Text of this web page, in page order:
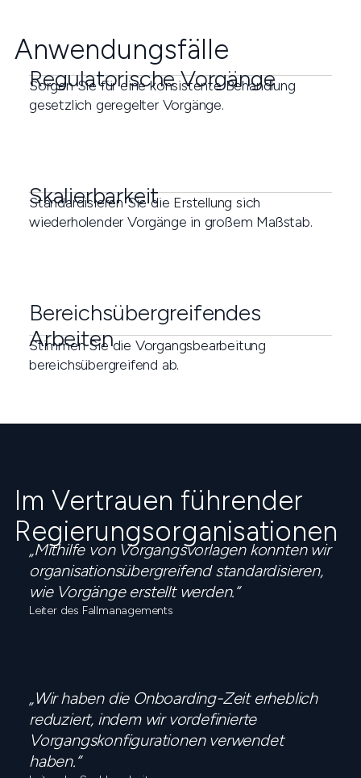
Anwendungsfälle
Regulatorische Vorgänge
Sorgen Sie für eine konsistente Behandlung
gesetzlich geregelter Vorgänge.
Skalierbarkeit
Standardisieren Sie die Erstellung sich
wiederholender Vorgänge in großem Maßstab.
Bereichsübergreifendes
Arbeiten
Stimmen Sie die Vorgangsbearbeitung
bereichsübergreifend ab.
Im Vertrauen führender
Regierungsorganisationen
„Mithilfe von Vorgangsvorlagen konnten wir
organisationsübergreifend standardisieren,
wie Vorgänge erstellt werden.“
Leiter des Fallmanagements
„Wir haben die Onboarding-Zeit erheblich
reduziert, indem wir vordefinierte
Vorgangskonfigurationen verwendet
haben.“